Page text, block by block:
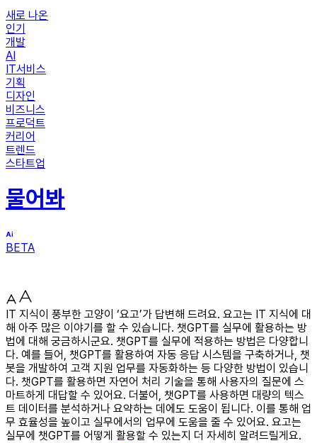
새로 나온
인기
개발
AI
IT서비스
기획
디자인
비즈니스
프로덕트
커리어
트렌드
스타트업
물어봐
BETA
IT 지식이 풍부한 고양이 ‘요고’가 답변해 드려요. 요고는 IT 지식에 대
해 아주 많은 이야기를 할 수 있습니다. 챗GPT를 실무에 활용하는 방
법에 대해 궁금하시군요. 챗GPT를 실무에 적용하는 방법은 다양합니
다. 예를 들어, 챗GPT를 활용하여 자동 응답 시스템을 구축하거나, 챗
봇을 개발하여 고객 지원 업무를 자동화하는 등 다양한 방법이 있습니
다. 챗GPT를 활용하면 자연어 처리 기술을 통해 사용자의 질문에 스
마트하게 대답할 수 있어요. 더불어, 챗GPT를 사용하면 대량의 텍스
트 데이터를 분석하거나 요약하는 데에도 도움이 됩니다. 이를 통해 업
무 효율성을 높이고 실무에서의 업무에 도움을 줄 수 있어요. 요고는
실무에 챗GPT를 어떻게 활용할 수 있는지 더 자세히 알려드릴게요.